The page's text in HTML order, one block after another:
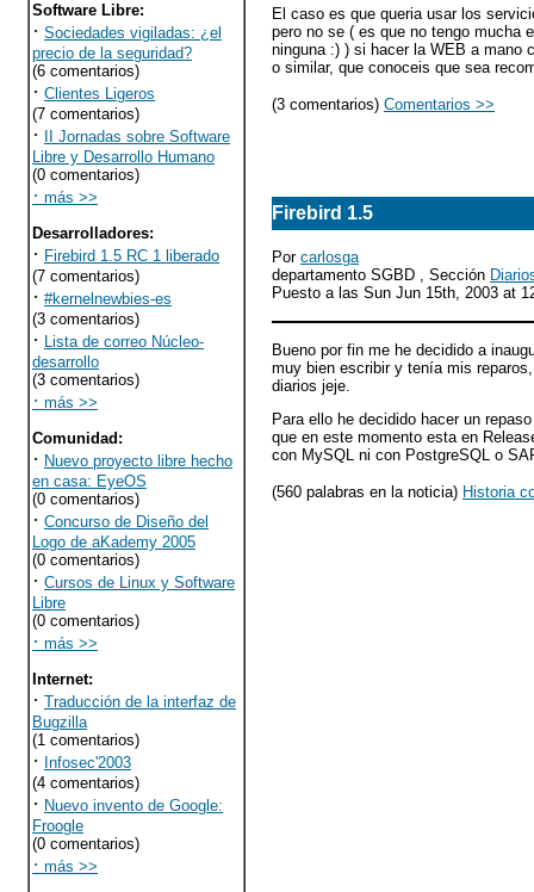
Software Libre:
· Sociedades vigiladas: ¿el
precio de la seguridad?
(6 comentarios)
· Clientes Ligeros
(7 comentarios)
·
II Jornadas sobre Software
Libre y Desarrollo Humano
(0 comentarios)
· más >>
Desarrolladores:
· Firebird 1.5 RC 1 liberado
(7 comentarios)
· #kernelnewbies-es
(3 comentarios)
· Lista de correo Núcleo-
desarrollo
(3 comentarios)
· más >>
Comunidad :
· Nuevo proyecto libre hecho
en casa: EyeOS
(0 comentarios)
· Concurso de Diseño del
Logo de aKademy 2005
(0 comentarios)
· Cursos de Linux y Software
Libre
(0 comentarios)
· más >>
Internet:
· Traducción de la interfaz de
Bugzilla
(1 comentarios)
·
Infosec'2003
(4 comentarios)
· Nuevo invento de Google:
Froogle
(0 comentarios)
· más >>
El caso es que queria usar los
pero no se ( es que no tengo mucha
ninguna :) ) si hacer la WEB a mano
o similar, que conoceis que sea
(3 comentarios) Comentarios >>
Firebird 1.5
Por carlosga
departamento SGBD , Sección
Puesto a las Sun Jun 15th, 2003 at
Bueno por fin me he decidido a
muy bien escribir y tenía mis
diarios jeje.
Para ello he decidido hacer un
que en este momento esta en
con MySQL ni con PostgreSQL o
(560 palabras en la noticia) Historia